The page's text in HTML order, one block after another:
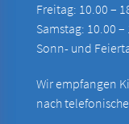
Freitag: 10.00 –
Samstag: 10.00 –
Sonn- und
Wir empfangen
nach